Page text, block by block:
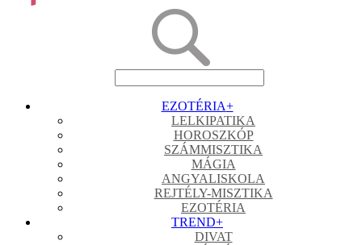
EZOTÉRIA+
LELKIPATIKA
HOROSZKÓP
SZÁMMISZTIKA
MÁGIA
ANGYALISKOLA
REJTÉLY-MISZTIKA
EZOTÉRIA
TREND+
DIVAT